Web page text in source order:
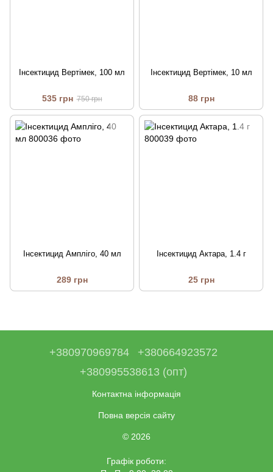
Інсектицид Вертімек, 100 мл
535 грн 750 грн
Інсектицид Вертімек, 10 мл
88 грн
Інсектицид Ампліго, 40 мл
289 грн
Інсектицид Актара, 1.4 г
25 грн
+380970969784
+380664923572
+380995538613 (опт)
Контактна інформація
Повна версія сайту
© 2026
Графік роботи: